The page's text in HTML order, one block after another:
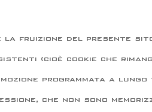
la fruizione del presente
(cioè cookie che
programmata a lungo
che non sono